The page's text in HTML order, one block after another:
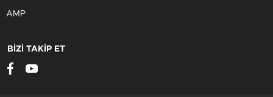
AMP
BİZİ TAKİP ET